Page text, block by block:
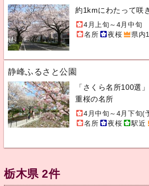
約1kmにわたって咲
4月上旬～4月中旬
名所
夜桜 県内
静峰ふるさと公園
「さくら名所100選
重桜の名所
4月中旬～4月下旬(
名所
夜桜 駅近
栃木県 2件